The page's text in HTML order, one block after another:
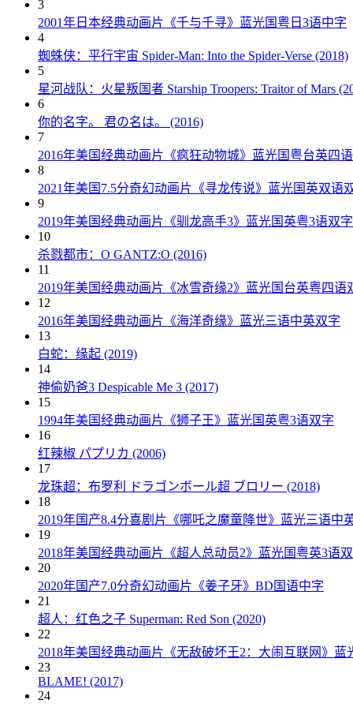
3
2001年日本经典动画片《千与千寻》蓝光国粤日3语中字
4
蜘蛛侠：平行宇宙 Spider-Man: Into the Spider-Verse (2018)
5
星河战队：火星叛国者 Starship Troopers: Traitor of Mars
6
你的名字。 君の名は。 (2016)
7
2016年美国经典动画片《疯狂动物城》蓝光国粤台英四
8
2021年美国7.5分奇幻动画片《寻龙传说》蓝光国英双语
9
2019年美国经典动画片《驯龙高手3》蓝光国英粤3语双字
10
杀戮都市：O GANTZ:O (2016)
11
2019年美国经典动画片《冰雪奇缘2》蓝光国台英粤四语
12
2016年美国经典动画片《海洋奇缘》蓝光三语中英双字
13
白蛇：缘起 (2019)
14
神偷奶爸3 Despicable Me 3 (2017)
15
1994年美国经典动画片《狮子王》蓝光国英粤3语双字
16
红辣椒 パプリカ (2006)
17
龙珠超：布罗利 ドラゴンボール超 ブロリー (2018)
18
2019年国产8.4分喜剧片《哪吒之魔童降世》蓝光三语中
19
2018年美国经典动画片《超人总动员2》蓝光国粤英3语
20
2020年国产7.0分奇幻动画片《姜子牙》BD国语中字
21
超人：红色之子 Superman: Red Son (2020)
22
2018年美国经典动画片《无敌破坏王2：大闹互联网》蓝
23
BLAME! (2017)
24